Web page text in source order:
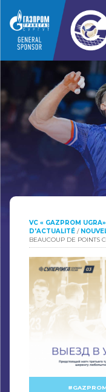
VC « GAZPROM
D'ACTUALITÉ /
BEAUCOUP DE POINTS